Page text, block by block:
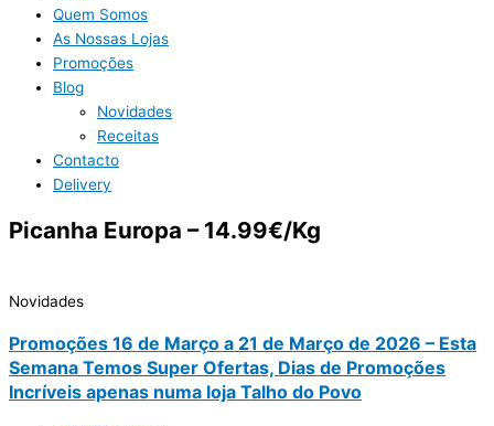
Quem Somos
As Nossas Lojas
Promoções
Blog
Novidades
Receitas
Contacto
Delivery
Picanha Europa – 14.99€/Kg
Novidades
Promoções 16 de Março a 21 de Março de 2026 – Esta
Semana Temos Super Ofertas, Dias de Promoções
Incríveis apenas numa loja Talho do Povo